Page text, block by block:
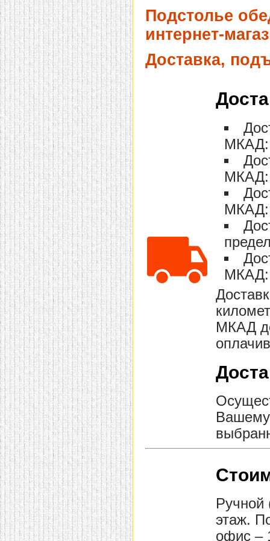
домашнем использовании.
Эта мебель имеет
некоторые преимущества
перед той же стенкой для
гостиной, к примеру,
поскольку она более
легкая и не загромождает
пространство. В спальне
этот предмет можно
поставить у изголовья
кровати, чтобы заполнить
пустующее там
место. Также стеллажи
очень часто используют в
качестве разграничителей
комнаты, например, на
рабочую зону и
пространство для отдыха.
Особенно это актуально
для однокомнатных
квартир.
Подстолье
интернет-
Доставка,
МКАД:
МКАД:
МКАД:
МКАД:
МКАД
Вашему
Ручной
этаж.
офис –